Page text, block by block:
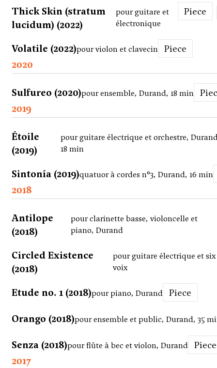
Thick Skin (stratum
lucidum) (2022)
pour guitare et
électronique
Piece
Volatile (2022)pour violon et clavecin
Piece
2020
Sulfureo (2020)pour ensemble, Durand, 18 min
2019
Étoile
(2019)
pour guitare électrique et orchestre,
18 min
Sintonía (2019)quatuor à cordes n°3, Durand, 16 min
2018
Antilope
(2018)
pour clarinette basse, violoncelle et
piano, Durand
Circled Existence
(2018)
pour guitare électrique et six
voix
Etude no. 1 (2018)pour piano, Durand Piece
Orango (2018)pour ensemble et public, Durand, 35
Senza (2018)pour flûte à bec et violon, Durand
Piece
2017